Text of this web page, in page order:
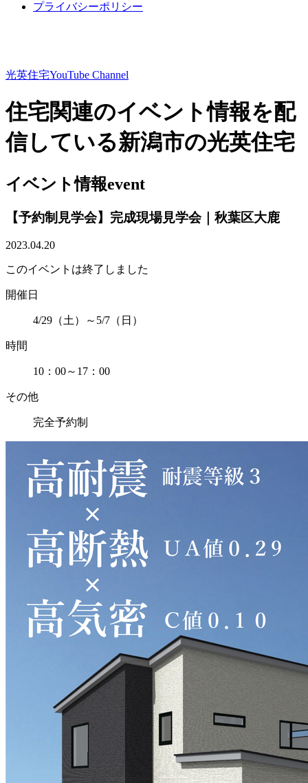
プライバシーポリシー
光英住宅YouTube Channel
住宅関連のイベント情報を配
信している新潟市の光英住宅
イベント情報event
【予約制見学会】完成現場見学会｜秋葉区大鹿
2023.04.20
このイベントは終了しました
開催日
4/29（土）～5/7（日）
時間
10：00～17：00
その他
完全予約制